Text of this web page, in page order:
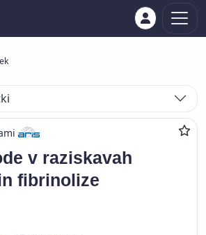
v raziskavah
fibrinolize